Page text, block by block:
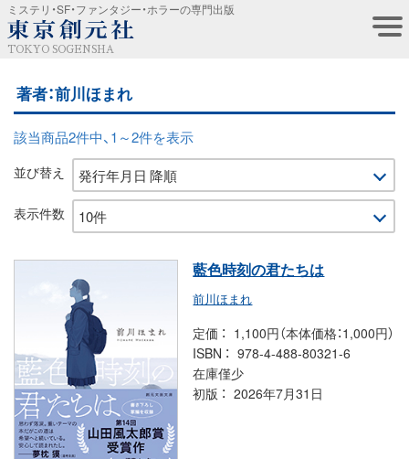
ミステリ・SF・ファンタジー・ホラーの専門出版
TOKYO SOGENSHA
著者：前川ほまれ
該当商品2件中、1～2件を表示
並び替え
表示件数
藍色時刻の君たちは
前川ほまれ
定価
1,100円（本体価格：1,000円）
ISBN
978-4-488-80321-6
在庫僅少
初版
2026年7月31日